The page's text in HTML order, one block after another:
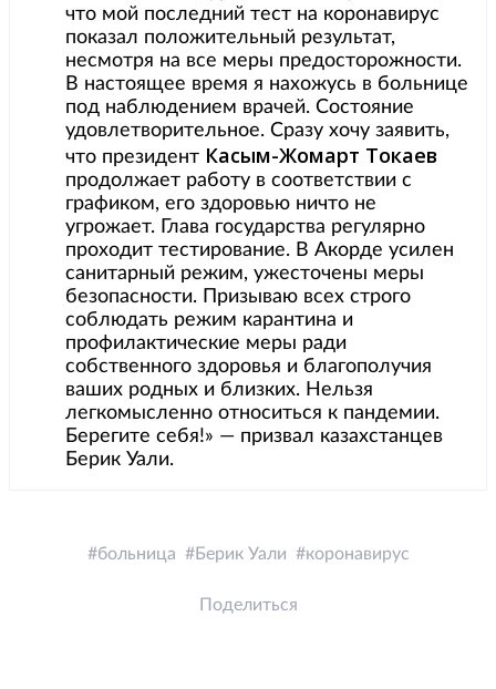
что мой последний тест на коронавирус
показал положительный результат,
несмотря на все меры предосторожности.
В настоящее время я нахожусь в больнице
под наблюдением врачей. Состояние
удовлетворительное. Сразу хочу заявить,
что президент Касым-Жомарт Токаев
продолжает работу в соответствии с
графиком, его здоровью ничто не
угрожает. Глава государства регулярно
проходит тестирование. В Акорде усилен
санитарный режим, ужесточены меры
безопасности. Призываю всех строго
соблюдать режим карантина и
профилактические меры ради
собственного здоровья и благополучия
ваших родных и близких. Нельзя
легкомысленно относиться к пандемии.
Берегите себя!» — призвал казахстанцев
Берик Уали.
больница Берик Уали коронавирус
Поделиться